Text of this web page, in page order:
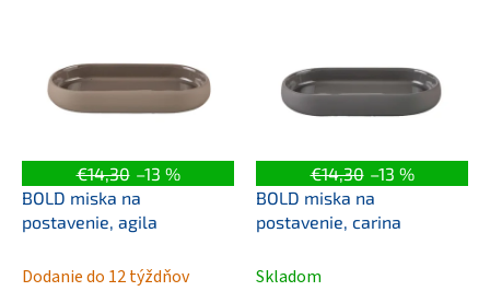
€14,30 –13 %
BOLD miska na
postavenie, agila
Dodanie do 12 týždňov
€14,30 –13 %
BOLD miska na
postavenie, carina
Skladom